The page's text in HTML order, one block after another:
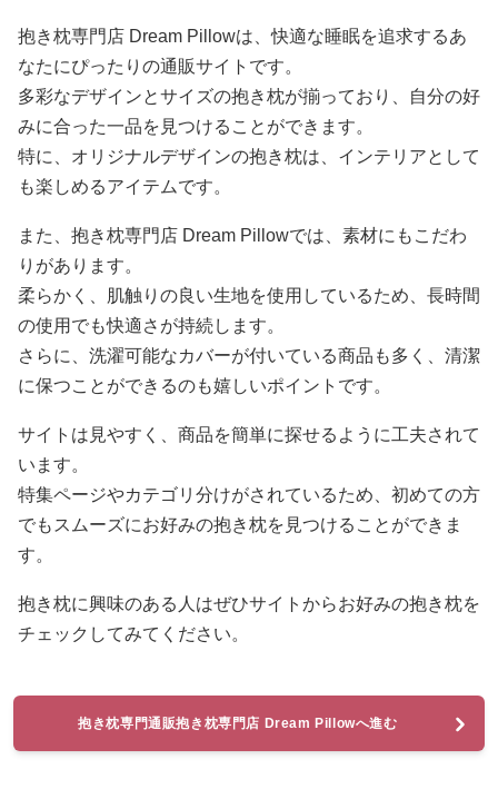
抱き枕専門店 Dream Pillowは、快適な睡眠を追求するあ
なたにぴったりの通販サイトです。
多彩なデザインとサイズの抱き枕が揃っており、自分の好
みに合った一品を見つけることができます。
特に、オリジナルデザインの抱き枕は、インテリアとして
も楽しめるアイテムです。
また、抱き枕専門店 Dream Pillowでは、素材にもこだわ
りがあります。
柔らかく、肌触りの良い生地を使用しているため、長時間
の使用でも快適さが持続します。
さらに、洗濯可能なカバーが付いている商品も多く、清潔
に保つことができるのも嬉しいポイントです。
サイトは見やすく、商品を簡単に探せるように工夫されて
います。
特集ページやカテゴリ分けがされているため、初めての方
でもスムーズにお好みの抱き枕を見つけることができま
す。
抱き枕に興味のある人はぜひサイトからお好みの抱き枕を
チェックしてみてください。
抱き枕専門通販抱き枕専門店 Dream Pillowへ進む